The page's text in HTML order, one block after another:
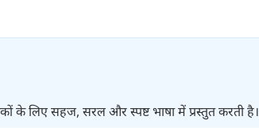
के लिए सहज, सरल और स्पष्ट भाषा में प्रस्तुत करती है।